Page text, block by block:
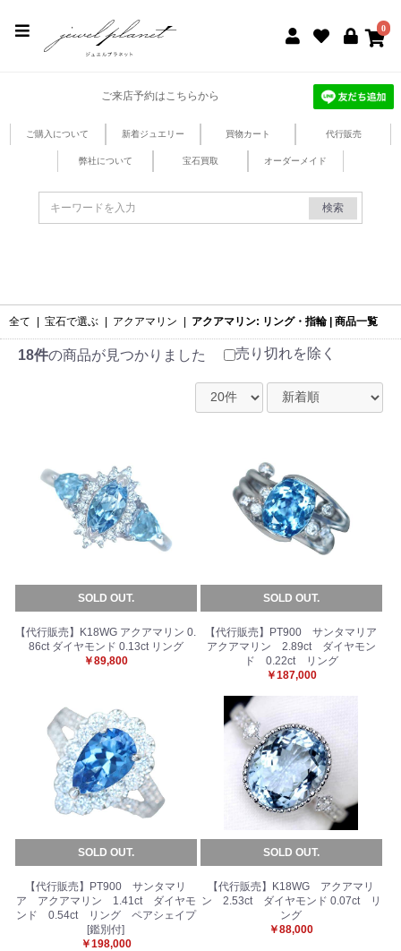
0
ご来店予約はこちらから
ご購入について 新着ジュエリー 買物カート 代行販売
弊社について 宝石買取 オーダーメイド
検索
全て 宝石で選ぶ アクアマリン アクアマリン: リング・指輪 | 商品一覧
18件の商品が見つかりました 売り切れを除く
SOLD OUT.
【代行販売】K18WG アクアマリン 0.
86ct ダイヤモンド 0.13ct リング
￥89,800
SOLD OUT.
【代行販売】PT900 サンタマリア
アクアマリン 2.89ct ダイヤモン
ド 0.22ct リング
￥187,000
SOLD OUT.
【代行販売】PT900 サンタマリ
ア アクアマリン 1.41ct ダイヤモ
ンド 0.54ct リング ペアシェイプ
[鑑別付]
￥198,000
SOLD OUT.
【代行販売】K18WG アクアマリ
ン 2.53ct ダイヤモンド 0.07ct リ
ング
￥88,000